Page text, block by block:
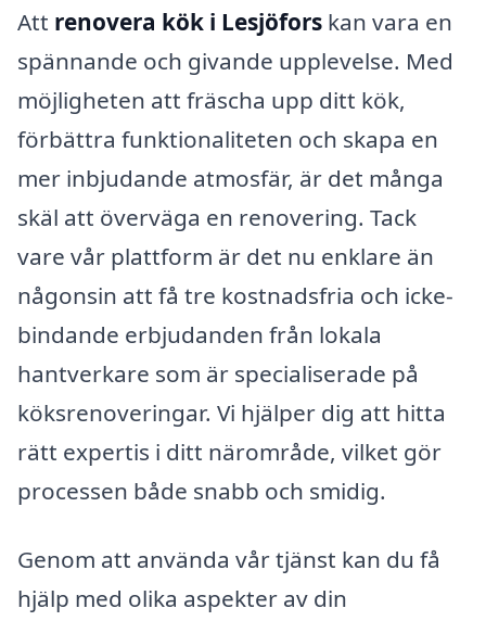
Att renovera kök i Lesjöfors kan vara en
spännande och givande upplevelse. Med
möjligheten att fräscha upp ditt kök,
förbättra funktionaliteten och skapa en
mer inbjudande atmosfär, är det många
skäl att överväga en renovering. Tack
vare vår plattform är det nu enklare än
någonsin att få tre kostnadsfria och icke-
bindande erbjudanden från lokala
hantverkare som är specialiserade på
köksrenoveringar. Vi hjälper dig att hitta
rätt expertis i ditt närområde, vilket gör
processen både snabb och smidig.
Genom att använda vår tjänst kan du få
hjälp med olika aspekter av din